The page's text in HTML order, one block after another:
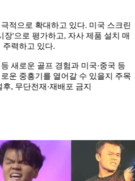
적으로 확대하고 있다. 미국 스크린
장'으로 평가하고, 자사 제품 설치 매
주력하고 있다.
새로운 골프 경험과 미국·중국 등
운 중흥기를 열어갈 수 있을지 주목
, 무단전재·재배포 금지